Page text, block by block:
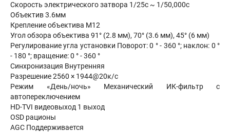
Скорость электрического затвора 1/25с ~ 1/50,000с
Объектив 3.6мм
Крепление объектива М12
Угол обзора объектива 91° (2.8 мм), 70° (3.6 мм), 45° (6 мм)
Регулирование угла установки Поворот: 0 ° - 360 °; наклон: 0 °
- 180 °; вращение: 0 ° - 360 °
Синхронизация Внутренняя
Разрешение 2560 × 1944@20к/с
Режим «День/ночь» Механический ИК-фильтр с
автопереключением
HD-TVI видеовыход 1 выход
OSD рационы
AGC Поддерживается